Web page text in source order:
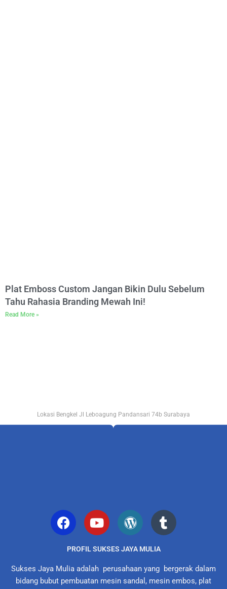
Plat Emboss Custom Jangan Bikin Dulu Sebelum
Tahu Rahasia Branding Mewah Ini!
Read More »
Lokasi Bengkel Jl Leboagung Pandansari 74b Surabaya
PROFIL SUKSES JAYA MULIA
Sukses Jaya Mulia adalah perusahaan yang bergerak dalam
bidang bubut pembuatan mesin sandal, mesin embos, plat